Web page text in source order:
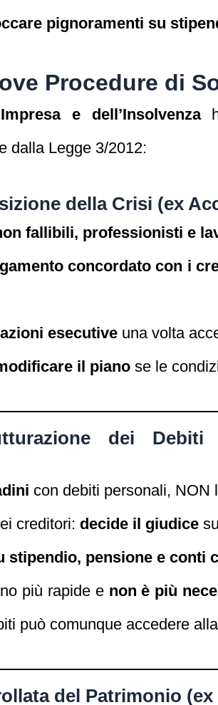
pignoramenti su
Procedure di
e dell’Insolvenza
dalla Legge 3/2012:
della Crisi (ex
fallibili, professionisti e
concordato con i
esecutive una volta
il piano se le
dei
con debiti personali, NON
creditori: decide il giudice
stipendio, pensione e conti
più rapide e non è più
può comunque accedere
del Patrimonio